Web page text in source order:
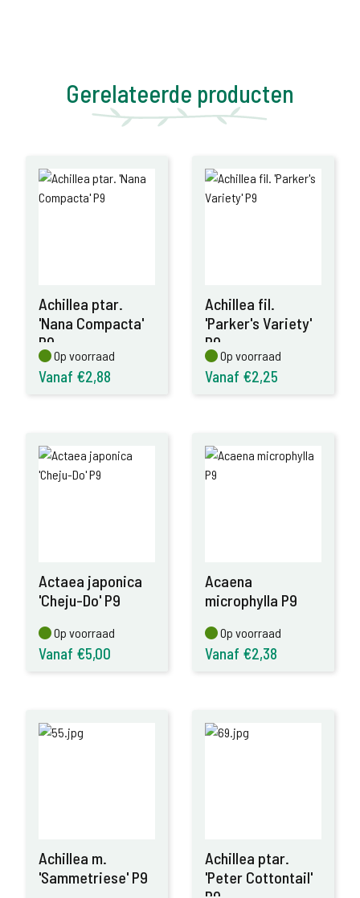
Gerelateerde producten
Achillea ptar.
'Nana Compacta'
P9
Op voorraad
Op voorraad
Vanaf €2,88
Achillea fil.
'Parker's Variety'
P9
Op voorraad
Op voorraad
Vanaf €2,25
Actaea japonica
'Cheju-Do' P9
Op voorraad
Op voorraad
Vanaf €5,00
Acaena
microphylla P9
Op voorraad
Op voorraad
Vanaf €2,38
Achillea m.
'Sammetriese' P9
Achillea ptar.
'Peter Cottontail'